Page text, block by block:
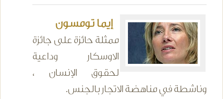
إيما تومسون
ممثلة حائزة على جائزة
الاوسكار وداعية
لحقوق الإنسان ،
وناشطة في مناهضة الاتجار بالجنس.